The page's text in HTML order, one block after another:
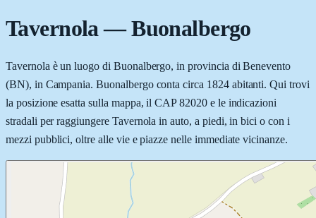
Tavernola—Buonalbergo
Tavernola è un luogo di Buonalbergo, in provincia di Benevento
(BN), in Campania. Buonalbergo conta circa 1824 abitanti. Qui trovi
la posizione esatta sulla mappa, il CAP 82020 e le indicazioni
stradali per raggiungere Tavernola in auto, a piedi, in bici o con i
mezzi pubblici, oltre alle vie e piazze nelle immediate vicinanze.